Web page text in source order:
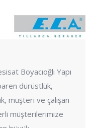
Boyacıoğlı Yapı
dürüstlük,
müşteri ve çalışan
müşterilerimize